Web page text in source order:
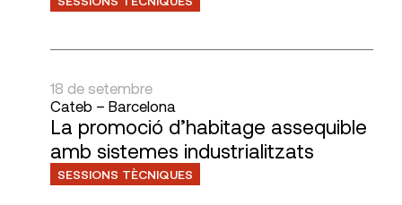
18 de setembre
Cateb – Barcelona
SESSIONS TÈCNIQUES
La promoció d’habitage assequible
amb sistemes industrialitzats